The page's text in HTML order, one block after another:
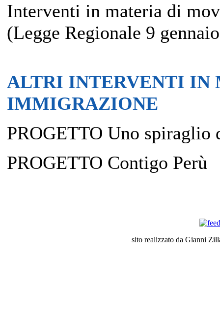
Interventi in materia di
(Legge Regionale 9
ALTRI INTERVENTI IN
IMMIGRAZIONE
PROGETTO Uno spiraglio
PROGETTO Contigo Perù
sito realizzato da Gianni